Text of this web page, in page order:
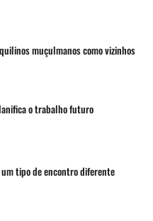
muçulmanos como vizinhos
o trabalho futuro
tipo de encontro diferente